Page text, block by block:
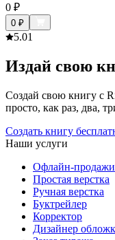
0 ₽
0 ₽
5.01
Издай свою
Создай свою книгу с
просто, как раз, два,
Создать книгу
Наши услуги
Офлайн-продажи
Простая верстка
Ручная верстка
Буктрейлер
Корректор
Дизайнер